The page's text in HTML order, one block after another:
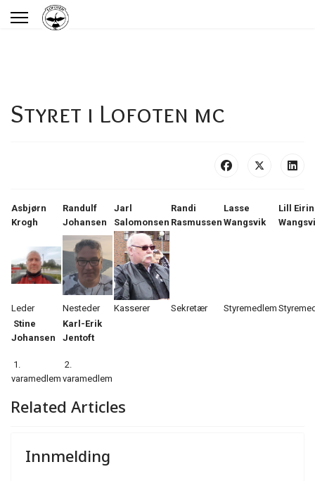
Styret i Lofoten mc
Asbjørn
Krogh
Randulf
Johansen
Jarl
Salomonsen
Randi
Rasmussen
Lasse
Wangsvik
Lill
Leder Nesteder Kasserer Sekretær Styremedlem
Stine
Johansen
Karl-Erik
Jentoft
1.
varamedlem
2.
varamedlem
Related Articles
Innmelding